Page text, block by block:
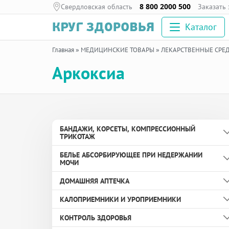
Свердловская область 8 800 2000 500 Заказать
Каталог
Главная» МЕДИЦИНСКИЕ ТОВАРЫ » ЛЕКАРСТВЕННЫЕ
Аркоксиа
БАНДАЖИ, КОРСЕТЫ, КОМПРЕССИОННЫЙ
ТРИКОТАЖ
Бандаж дородовой
Бандаж противогрыжевой
Бандаж с аппликаторами биомагнитными
медицинскими
Бандаж согревающий
БЕЛЬЕ АБСОРБИРУЮЩЕЕ ПРИ НЕДЕРЖАНИИ
МОЧИ
Вкладыши урологические
Пелёнки
Подгузники и подгузники-трусы для взрослых
ДОМАШНЯЯ АПТЕЧКА
Здоровье глаз
Здоровье ног и суставов
КАЛОПРИЕМНИКИ И УРОПРИЕМНИКИ
Зажим для дренируемого калоприемника
КОНТРОЛЬ ЗДОРОВЬЯ